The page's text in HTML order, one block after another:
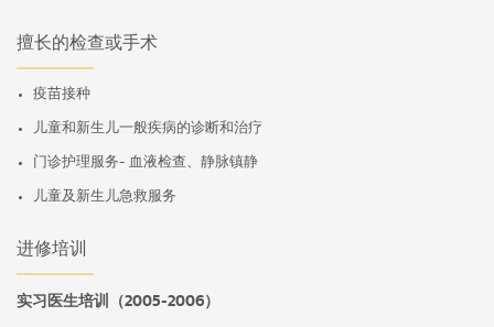
擅长的检查或手术
疫苗接种
儿童和新生儿一般疾病的诊断和治疗
门诊护理服务- 血液检查、静脉镇静
儿童及新生儿急救服务
进修培训
实习医生培训（2005-2006）